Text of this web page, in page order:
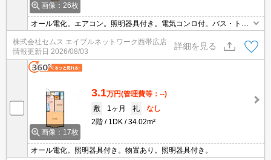
画像：26枚
オール電化。エアコン。照明器具付き。電気コンロ付。バス・トイ
レ別。
株式会社セムス エイブルネットワーク西帯広店
情報更新日 2026/08/03
詳細を見る
画像：17枚
3.1万円(管理費等：--)
敷
1ヶ月 礼
なし
2階
1DK 34.02m²
オール電化。照明器具付き。物置あり。照明器具付き。